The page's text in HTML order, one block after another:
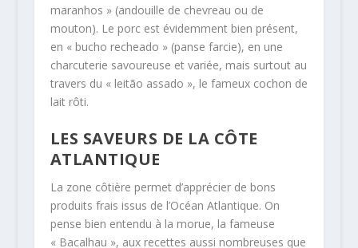
maranhos » (andouille de chevreau ou de
mouton). Le porc est évidemment bien présent,
en « bucho recheado » (panse farcie), en une
charcuterie savoureuse et variée, mais surtout au
travers du « leitão assado », le fameux cochon de
lait rôti.
LES SAVEURS DE LA CÔTE
ATLANTIQUE
La zone côtière permet d’apprécier de bons
produits frais issus de l’Océan Atlantique. On
pense bien entendu à la morue, la fameuse
« Bacalhau », aux recettes aussi nombreuses que